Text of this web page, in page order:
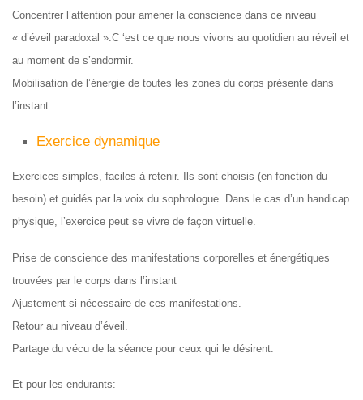
Concentrer l’attention pour amener la conscience dans ce niveau
« d’éveil paradoxal ».C ‘est ce que nous vivons au quotidien au réveil et
au moment de s’endormir.
Mobilisation de l’énergie de toutes les zones du corps présente dans
l’instant.
Exercice dynamique
Exercices simples, faciles à retenir. Ils sont choisis (en fonction du
besoin) et guidés par la voix du sophrologue. Dans le cas d’un handicap
physique, l’exercice peut se vivre de façon virtuelle.
Prise de conscience des manifestations corporelles et énergétiques
trouvées par le corps dans l’instant
Ajustement si nécessaire de ces manifestations.
Retour au niveau d’éveil.
Partage du vécu de la séance pour ceux qui le désirent.
Et pour les endurants: